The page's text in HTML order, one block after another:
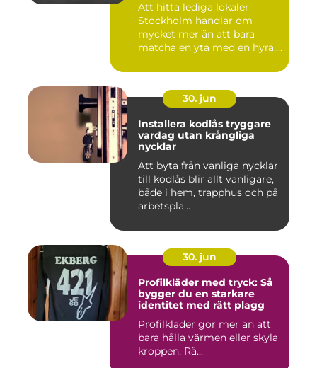
Att hitta lediga lokaler
Stockholm handlar om
mycket mer än att bara
matcha en yta med en hyra.
30. jun
Installera kodlås tryggare
vardag utan krångliga
nycklar
Att byta från vanliga nycklar
till kodlås blir allt vanligare,
både i hem, trapphus och på
arbetspla...
30. jun
Profilkläder med tryck: Så
bygger du en starkare
identitet med rätt plagg
Profilkläder gör mer än att
bara hålla värmen eller skyla
kroppen. Rä...